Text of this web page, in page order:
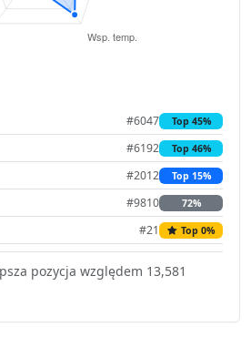
#6047 Top 45%
#6192 Top 46%
#2012 Top 15%
#9810 72%
#21 Top 0%
pozycja względem 13,581